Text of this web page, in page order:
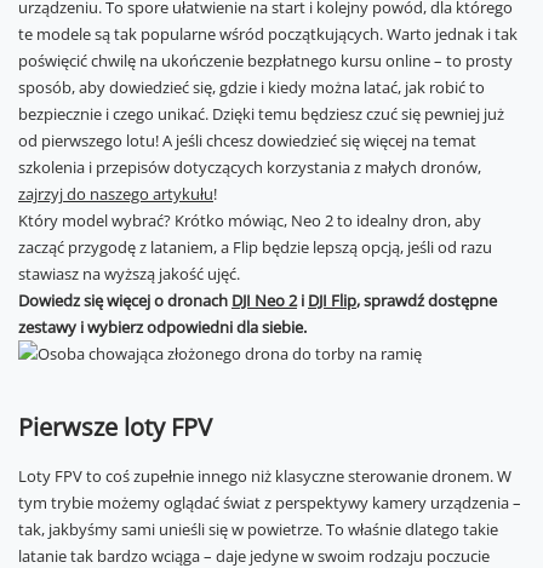
urządzeniu. To spore ułatwienie na start i kolejny powód, dla którego
te modele są tak popularne wśród początkujących. Warto jednak i tak
poświęcić chwilę na ukończenie bezpłatnego kursu online – to prosty
sposób, aby dowiedzieć się, gdzie i kiedy można latać, jak robić to
bezpiecznie i czego unikać. Dzięki temu będziesz czuć się pewniej już
od pierwszego lotu! A jeśli chcesz dowiedzieć się więcej na temat
szkolenia i przepisów dotyczących korzystania z małych dronów,
zajrzyj do naszego artykułu!
Który model wybrać? Krótko mówiąc, Neo 2 to idealny dron, aby
zacząć przygodę z lataniem, a Flip będzie lepszą opcją, jeśli od razu
stawiasz na wyższą jakość ujęć.
Dowiedz się więcej o dronach DJI Neo 2i DJI Flip, sprawdź dostępne
zestawy i wybierz odpowiedni dla siebie.
Pierwsze loty FPV
Loty FPV to coś zupełnie innego niż klasyczne sterowanie dronem. W
tym trybie możemy oglądać świat z perspektywy kamery urządzenia –
tak, jakbyśmy sami unieśli się w powietrze. To właśnie dlatego takie
latanie tak bardzo wciąga – daje jedyne w swoim rodzaju poczucie